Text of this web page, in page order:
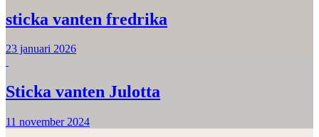
sticka vanten fredrika
23 januari 2026
Sticka vanten Julotta
11 november 2024